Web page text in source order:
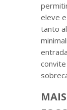
eleve
tanto